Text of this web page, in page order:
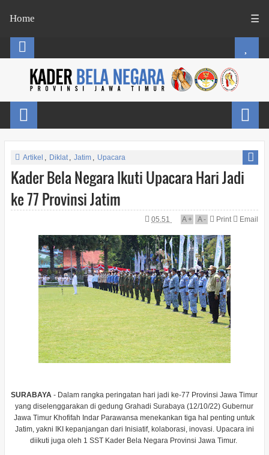
Home ☰
Artikel , Diklat , Jatim , Upacara
Kader Bela Negara Ikuti Upacara Hari Jadi
ke 77 Provinsi Jatim
05.51 A+ A- Print Email
SURABAYA - Dalam rangka peringatan hari jadi ke-77 Provinsi Jawa Timur
yang diselenggarakan di gedung Grahadi Surabaya (12/10/22) Gubernur
Jawa Timur Khofifah Indar Parawansa menekankan tiga hal penting untuk
Jatim, yakni IKI kepanjangan dari Inisiatif, kolaborasi, inovasi. Upacara ini
diikuti juga oleh 1 SST Kader Bela Negara Provinsi Jawa Timur.